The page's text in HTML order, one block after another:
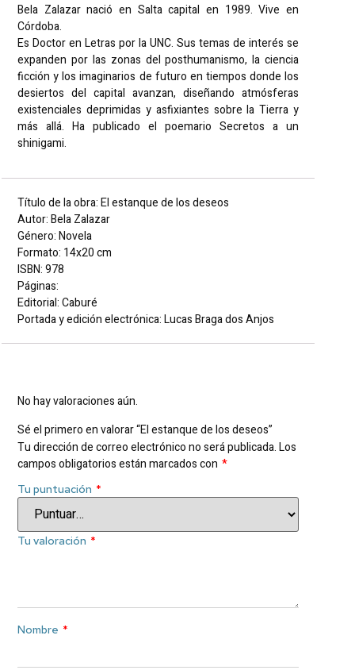
Bela Zalazar nació en Salta capital en 1989. Vive en
Córdoba.
Es Doctor en Letras por la UNC. Sus temas de interés se
expanden por las zonas del posthumanismo, la ciencia
ficción y los imaginarios de futuro en tiempos donde los
desiertos del capital avanzan, diseñando atmósferas
existenciales deprimidas y asfixiantes sobre la Tierra y
más allá. Ha publicado el poemario Secretos a un
shinigami.
Título de la obra: El estanque de los deseos
Autor: Bela Zalazar
Género: Novela
Formato: 14x20 cm
ISBN: 978
Páginas:
Editorial: Caburé
Portada y edición electrónica: Lucas Braga dos Anjos
No hay valoraciones aún.
Sé el primero en valorar “El estanque de los deseos”
Tu dirección de correo electrónico no será publicada.Los
campos obligatorios están marcados con *
Tu puntuación *
Tu valoración *
Nombre *